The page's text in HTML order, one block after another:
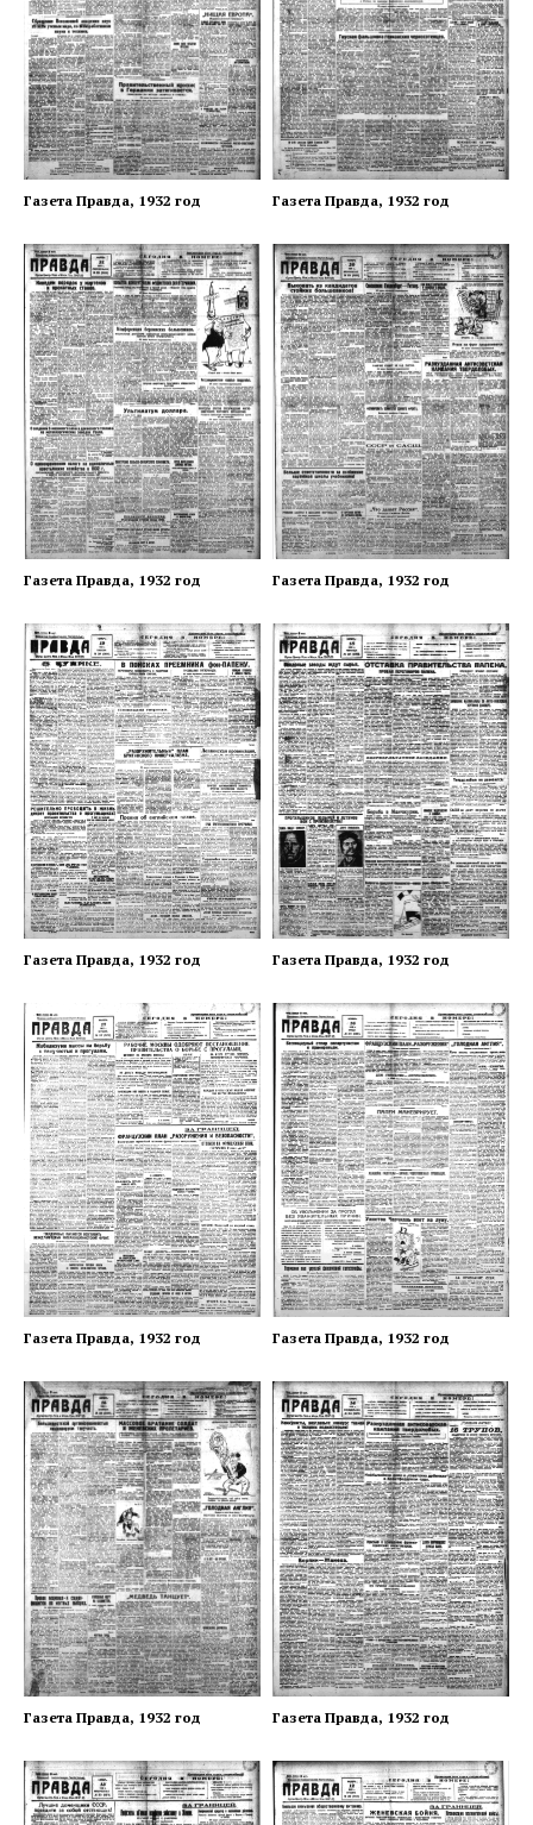
Газета Правда, 1932 год Газета Правда, 1932 год
Газета Правда, 1932 год Газета Правда, 1932 год
Газета Правда, 1932 год Газета Правда, 1932 год
Газета Правда, 1932 год Газета Правда, 1932 год
Газета Правда, 1932 год Газета Правда, 1932 год